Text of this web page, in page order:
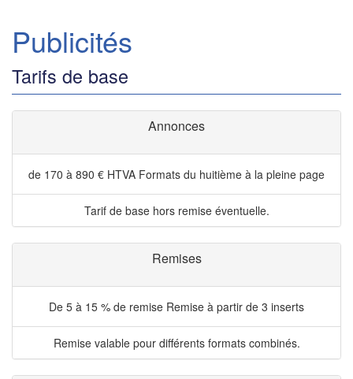
Publicités
Tarifs de base
Annonces
de 170 à 890 € HTVA Formats du huitième à la pleine page
Tarif de base hors remise éventuelle.
Remises
De 5 à 15 % de remise Remise à partir de 3 inserts
Remise valable pour différents formats combinés.